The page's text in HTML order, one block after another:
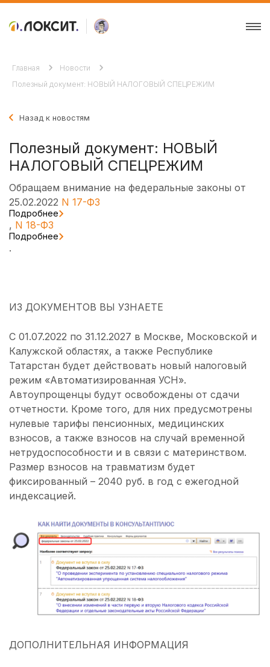
Главная
Новости
Полезный документ: НОВЫЙ НАЛОГОВЫЙ СПЕЦРЕЖИМ
Назад к новостям
Полезный документ: НОВЫЙ
НАЛОГОВЫЙ СПЕЦРЕЖИМ
Обращаем внимание на федеральные законы от
25.02.2022 N 17-ФЗ
Подробнее
, N 18-ФЗ
Подробнее
.
ИЗ ДОКУМЕНТОВ ВЫ УЗНАЕТЕ
С 01.07.2022 по 31.12.2027 в Москве, Московской и
Калужской областях, а также Республике
Татарстан будет действовать новый налоговый
режим «Автоматизированная УСН».
Автоупрощенцы будут освобождены от сдачи
отчетности. Кроме того, для них предусмотрены
нулевые тарифы пенсионных, медицинских
взносов, а также взносов на случай временной
нетрудоспособности и в связи с материнством.
Размер взносов на травматизм будет
фиксированный – 2040 руб. в год с ежегодной
индексацией.
ДОПОЛНИТЕЛЬНАЯ ИНФОРМАЦИЯ